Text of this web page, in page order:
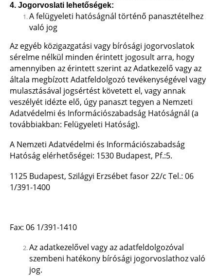
4. Jogorvoslati lehetőségek:
A felügyeleti hatóságnál történő panasztételhez
való jog
Az egyéb közigazgatási vagy bírósági jogorvoslatok
sérelme nélkül minden érintett jogosult arra, hogy
amennyiben az érintett szerint az Adatkezelő vagy az
általa megbízott Adatfeldolgozó tevékenységével vagy
mulasztásával jogsértést követett el, vagy annak
veszélyét idézte elő, úgy panaszt tegyen a Nemzeti
Adatvédelmi és Információszabadság Hatóságnál (a
továbbiakban: Felügyeleti Hatóság).
A Nemzeti Adatvédelmi és Információszabadság
Hatóság elérhetőségei: 1530 Budapest, Pf.:5.
1125 Budapest, Szilágyi Erzsébet fasor 22/c Tel.: 06
1/391-1400
Fax: 06 1/391-1410
Az adatkezelővel vagy az adatfeldolgozóval
szembeni hatékony bírósági jogorvoslathoz való
jog.